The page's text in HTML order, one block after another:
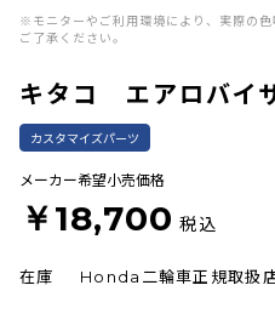
※モニターやご利用環境により、実際の
ご了承ください。
カスタマイズパーツ
キタコ エアロバイ
メーカー希望小売価格
￥18,700 税込
在庫 Honda二輪車正規取扱